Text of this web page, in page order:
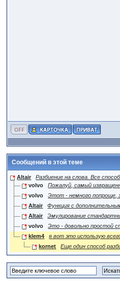
Сообщений в этой теме
Altair Разбиение на слова. Все
volvo
Пожалуй, самый
volvo
Этот - немного попроще,
Altair
Функция с
Altair
Эмулирование
volvo
Это - довольно простой
klem4
я вот это использую
kornet
Еще один способ